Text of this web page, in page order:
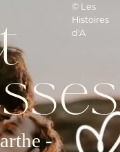
-
© Les
Histoires
d'A